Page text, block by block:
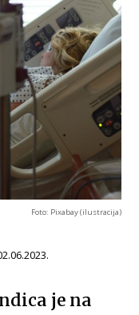
Foto: Pixabay (ilustracija)
je na